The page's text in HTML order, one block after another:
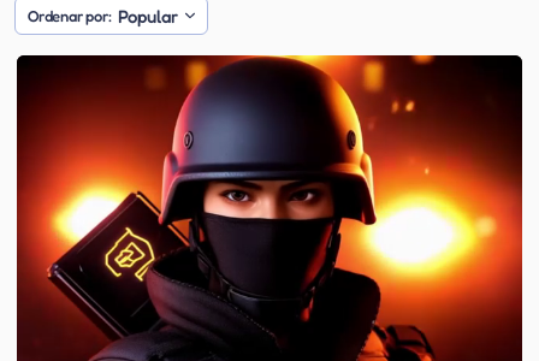
Ordenar por: Popular